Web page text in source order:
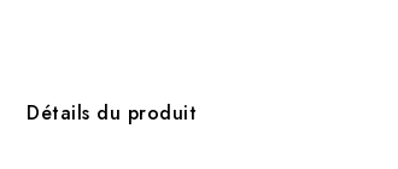
Détails du produit